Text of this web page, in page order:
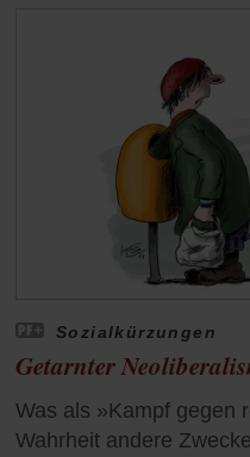
Sozialkürzungen
Getarnter
Was als »Kampf gegen
Wahrheit andere